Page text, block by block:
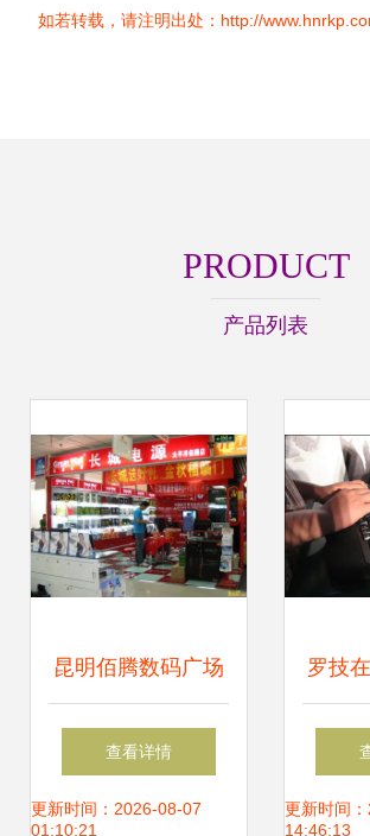
如若转载，请注明出处：http://
PRODUCT
产品列表
昆明佰腾数码广场
3楼长城外设产品
店探访 品质与实惠
查看详情
更新时间：2026-08-07
01:10:21
罗技
个人
新品
更新时间
14:46:13